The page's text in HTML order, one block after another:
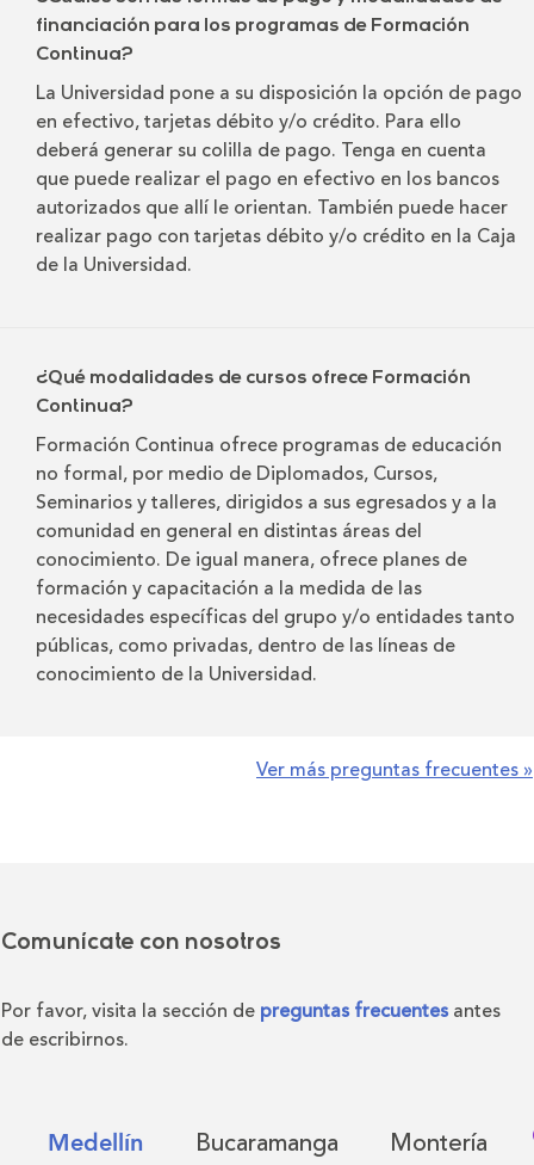
financiación para los programas de Formación
Continua?
La Universidad pone a su disposición la opción de pago
en efectivo, tarjetas débito y/o crédito. Para ello
deberá generar su colilla de pago. Tenga en cuenta
que puede realizar el pago en efectivo en los bancos
autorizados que allí le orientan. También puede hacer
realizar pago con tarjetas débito y/o crédito en la Caja
de la Universidad.
¿Qué modalidades de cursos ofrece Formación
Continua?
Formación Continua ofrece programas de educación
no formal, por medio de Diplomados, Cursos,
Seminarios y talleres, dirigidos a sus egresados y a la
comunidad en general en distintas áreas del
conocimiento. De igual manera, ofrece planes de
formación y capacitación a la medida de las
necesidades específicas del grupo y/o entidades tanto
públicas, como privadas, dentro de las líneas de
conocimiento de la Universidad.
Ver más preguntas frecuentes »
Comunícate con nosotros
Por favor, visita la sección de preguntas frecuentes antes
de escribirnos.
Medellín Bucaramanga Montería